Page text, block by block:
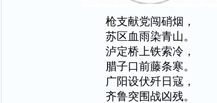
枪支献党闯硝烟，
苏区血雨染青山。
泸定桥上铁索冷，
腊子口前藤条寒。
广阳设伏歼日寇，
齐鲁突围战凶残。